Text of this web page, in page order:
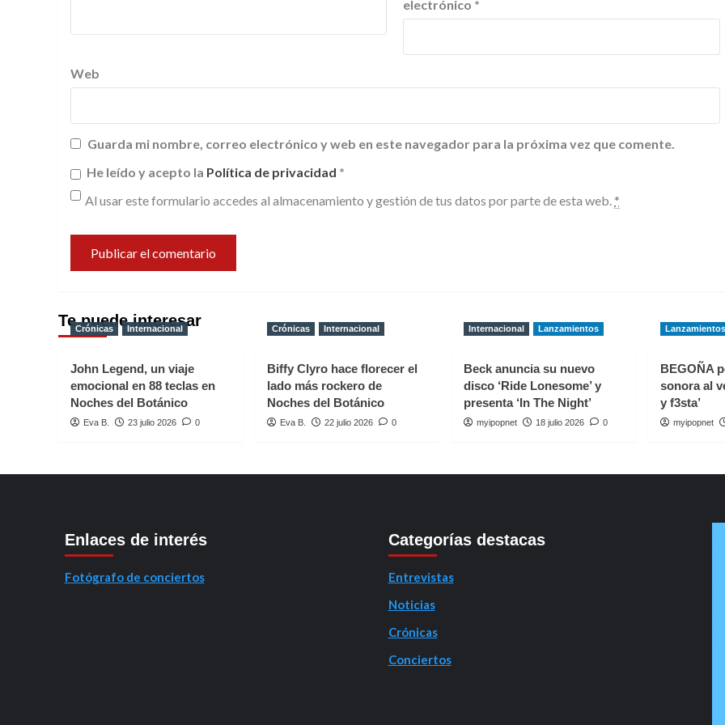
electrónico *
Web
Guarda mi nombre, correo electrónico y web en este navegador para la próxima vez que comente.
He leído y acepto la Política de privacidad *
Al usar este formulario accedes al almacenamiento y gestión de tus datos por parte de esta web. *
Te puede interesar
Crónicas Internacional
John Legend, un viaje
emocional en 88 teclas en
Noches del Botánico
Eva B. 23 julio 2026 0
Crónicas Internacional
Biffy Clyro hace florecer el
lado más rockero de
Noches del Botánico
Eva B. 22 julio 2026 0
Internacional Lanzamientos
Beck anuncia su nuevo
disco ‘Ride Lonesome’ y
presenta ‘In The Night’
myipopnet 18 julio 2026 0
Lanzamientos
BEGOÑA
sonora al
y f3sta’
myipopnet
Enlaces de interés
Fotógrafo de conciertos
Categorías destacas
Entrevistas
Noticias
Crónicas
Conciertos